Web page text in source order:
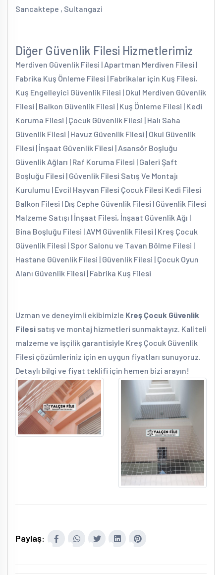
Sancaktepe , Sultangazi
Diğer Güvenlik Filesi Hizmetlerimiz
Merdiven Güvenlik Filesi | Apartman Merdiven Filesi |
Fabrika Kuş Önleme Filesi | Fabrikalar için Kuş Filesi,
Kuş Engelleyici Güvenlik Filesi | Okul Merdiven Güvenlik
Filesi | Balkon Güvenlik Filesi | Kuş Önleme Filesi | Kedi
Koruma Filesi | Çocuk Güvenlik Filesi | Halı Saha
Güvenlik Filesi | Havuz Güvenlik Filesi | Okul Güvenlik
Filesi | İnşaat Güvenlik Filesi | Asansör Boşluğu
Güvenlik Ağları | Raf Koruma Filesi | Galeri Şaft
Boşluğu Filesi | Güvenlik Filesi Satış Ve Montajı
Kurulumu | Evcil Hayvan Filesi Çocuk Filesi Kedi Filesi
Balkon Filesi | Dış Cephe Güvenlik Filesi | Güvenlik Filesi
Malzeme Satışı | İnşaat Filesi, İnşaat Güvenlik Ağı |
Bina Boşluğu Filesi | AVM Güvenlik Filesi | Kreş Çocuk
Güvenlik Filesi | Spor Salonu ve Tavan Bölme Filesi |
Hastane Güvenlik Filesi | Güvenlik Filesi | Çocuk Oyun
Alanı Güvenlik Filesi | Fabrika Kuş Filesi
Uzman ve deneyimli ekibimizle Kreş Çocuk Güvenlik
Filesi satış ve montaj hizmetleri sunmaktayız. Kaliteli
malzeme ve işçilik garantisiyle Kreş Çocuk Güvenlik
Filesi çözümleriniz için en uygun fiyatları sunuyoruz.
Detaylı bilgi ve fiyat teklifi için hemen bizi arayın!
Paylaş: